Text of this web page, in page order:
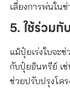
เลี่ยงการพ่นใน
5. ใช้ร่วม
แม้ปุ๋ยเร่งใบจะ
กับปุ๋ยอินทรีย์ เ
ช่วยปรับปรุงโค